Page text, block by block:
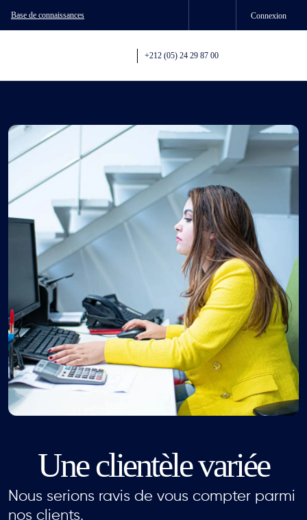
Base de connaissances Connexion
+212 (05) 24 29 87 00
Une clientèle variée
Nous serions ravis de vous compter parmi
nos clients.